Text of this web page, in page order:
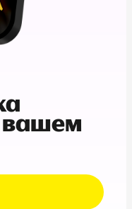
вашем